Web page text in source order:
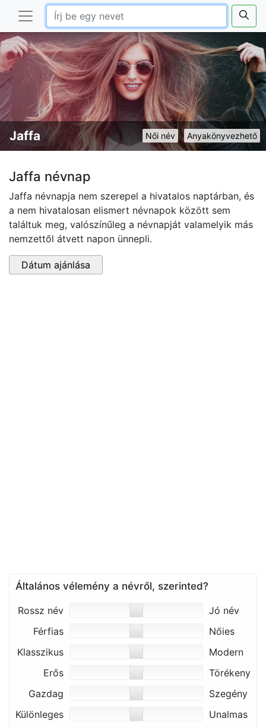
Anyakönyvezhető
Női név
Jaffa
Jaffa névnap
Jaffa névnapja nem szerepel a hivatalos naptárban, és
a nem hivatalosan elismert névnapok között sem
találtuk meg, valószínűleg a névnapját valamelyik más
nemzettől átvett napon ünnepli.
Dátum ajánlása
Általános vélemény a névről, szerinted?
Rossz név
Jó név
Férfias
Nőies
Klasszikus
Modern
Erős
Törékeny
Gazdag
Szegény
Különleges
Unalmas